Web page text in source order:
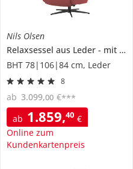
7818
Nils Olsen
Relaxsessel aus Leder
mit verschiedenen Funktionen
BHT 78|106|84 cm, Leder
8
ab 1.859,40 €
Online zum
Kundenkartenpreis
ab 3.099,00 €***